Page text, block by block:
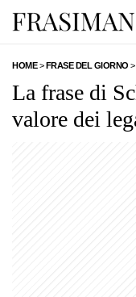
HOME>FRASE DEL GIORNO >
La frase di
valore dei